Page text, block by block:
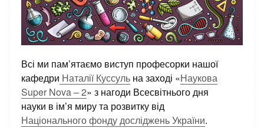
Всі ми пам’ятаємо виступ професорки нашої
кафедри Наталії Куссуль на заході «Наукова
Super Nova – 2» з нагоди Всесвітнього дня
науки в ім’я миру та розвитку від
Національного фонду досліджень України.